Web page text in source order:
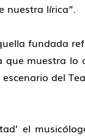
nuestra lírica”.
fundada
muestra
del
el